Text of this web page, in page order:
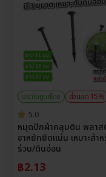
ประกันศูนย์ไทย
ส่วนลด 15%
5.0
หมุดปักผ้าคลุมดิน พลาส
ขาหยักยึดแน่น เหมาะสำ
ร่วน/ดินอ่อน
฿2.13